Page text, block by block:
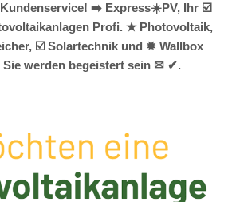
➡️ Express☀️PV️, Ihr ☑️
Profi. ★ Photovoltaik,
☑️ Solartechnik und ✹ Wallbox
werden begeistert sein ✉ ✔.